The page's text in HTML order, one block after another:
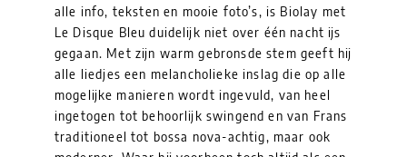
alle info, teksten en mooie foto’s, is Biolay met
Le Disque Bleu duidelijk niet over één nacht ijs
gegaan. Met zijn warm gebronsde stem geeft hij
alle liedjes een melancholieke inslag die op alle
mogelijke manieren wordt ingevuld, van heel
ingetogen tot behoorlijk swingend en van Frans
traditioneel tot bossa nova-achtig, maar ook